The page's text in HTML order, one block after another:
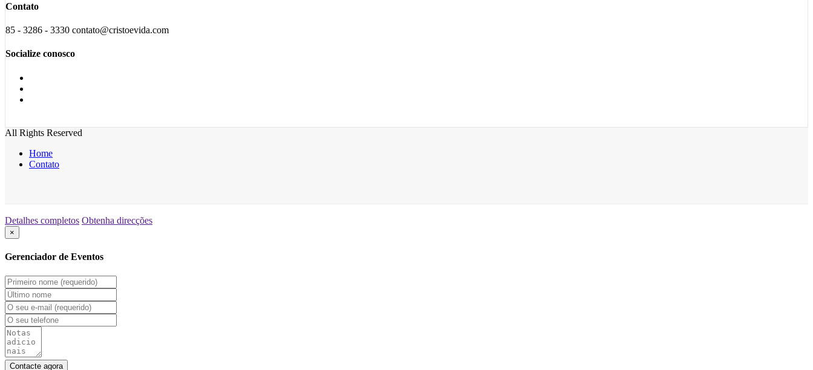
Contato
85 - 3286 - 3330 contato@cristoevida.com
Socialize conosco
All Rights Reserved
Home
Contato
Detalhes completos Obtenha direcções
×
Gerenciador de Eventos